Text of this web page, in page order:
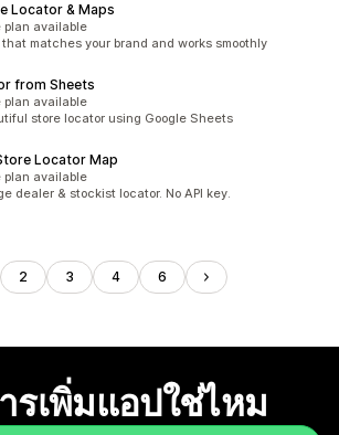
Locator & Maps
plan available
that matches your brand and works smoothly
from Sheets
plan available
store locator using Google Sheets
Locator Map
plan available
dealer & stockist locator. No API key.
2 3 4 6
รเพิ่มแอปใช่ไหม